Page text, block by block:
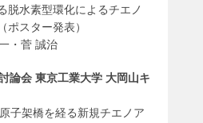
脱水素型環化によるチエノ
ポスター発表）
・菅 誠治
論会 東京工業大学 大岡山キ
子架橋を経る新規チエノア